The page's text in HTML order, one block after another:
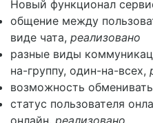
Новый функционал
общение между
виде чата, реализовано
разные виды
на-группу, один-на-всех,
возможность
статус пользователя
онлайн. реализовано